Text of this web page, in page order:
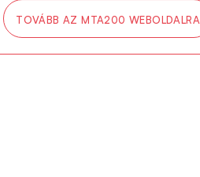
TOVÁBB AZ MTA200 WEBOLDALRA